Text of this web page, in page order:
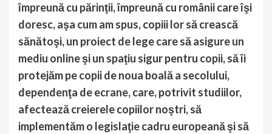
împreună cu părinţii, împreună cu românii care îşi
doresc, aşa cum am spus, copiii lor să crească
sănătoşi, un proiect de lege care să asigure un
mediu online şi un spaţiu sigur pentru copii, să îi
protejăm pe copii de noua boală a secolului,
dependenţa de ecrane, care, potrivit studiilor,
afectează creierele copiilor noştri, să
implementăm o legislaţie cadru europeană şi să